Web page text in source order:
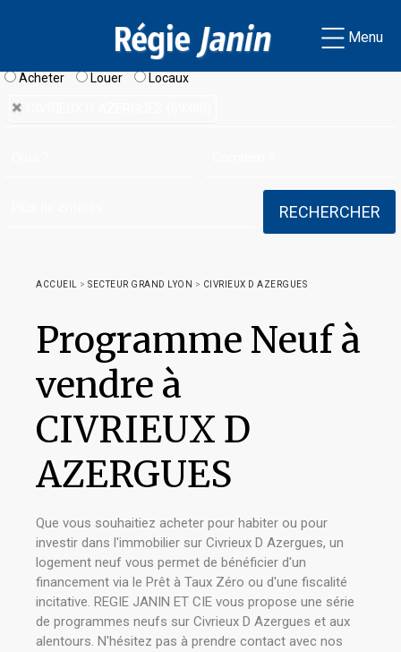
Menu
Acheter Louer Locaux
ACCUEIL > SECTEUR GRAND LYON > CIVRIEUX D AZERGUES
Programme Neuf à
vendre à
CIVRIEUX D
AZERGUES
Que vous souhaitiez acheter pour habiter ou pour
investir dans l'immobilier sur Civrieux D Azergues, un
logement neuf vous permet de bénéficier d'un
financement via le Prêt à Taux Zéro ou d'une fiscalité
incitative. REGIE JANIN ET CIE vous propose une série
de programmes neufs sur Civrieux D Azergues et aux
alentours. N'hésitez pas à prendre contact avec nos